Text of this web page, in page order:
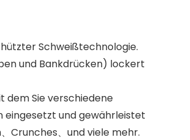
Schweißtechnologie.
und Bankdrücken) lockert
dem Sie verschiedene
eingesetzt und gewährleistet
Crunches、und viele mehr.